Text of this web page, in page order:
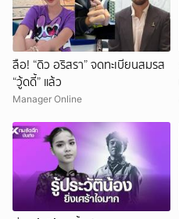
ลือ! “ดิว อริสรา” จดทะเบียนสมรส
“วู้ดดี้” แล้ว
Manager Online